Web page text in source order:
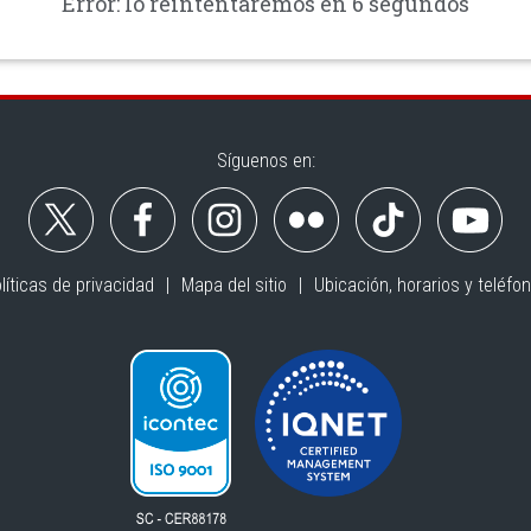
Síguenos en:
de privacidad Mapa del sitio Ubicación, horarios y